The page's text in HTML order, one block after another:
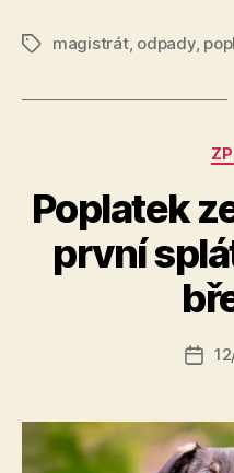
Štítkymagistrát, odpady,
Poplatek
první